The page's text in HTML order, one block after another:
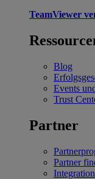
TeamViewer
Blog
Events
Trust
Partner
Partner